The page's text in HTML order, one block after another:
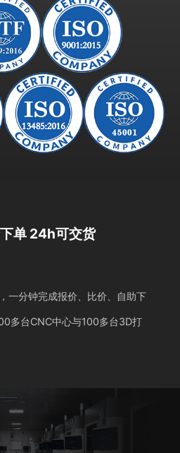
单 24h可交货
一分钟完成报价、比价、自助下
多台CNC中心与100多台3D打